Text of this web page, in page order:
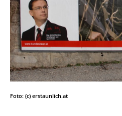
Foto: (c) erstaunlich.at